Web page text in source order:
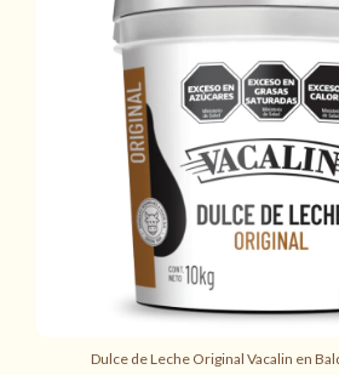
Dulce de Leche Original Vacalin en